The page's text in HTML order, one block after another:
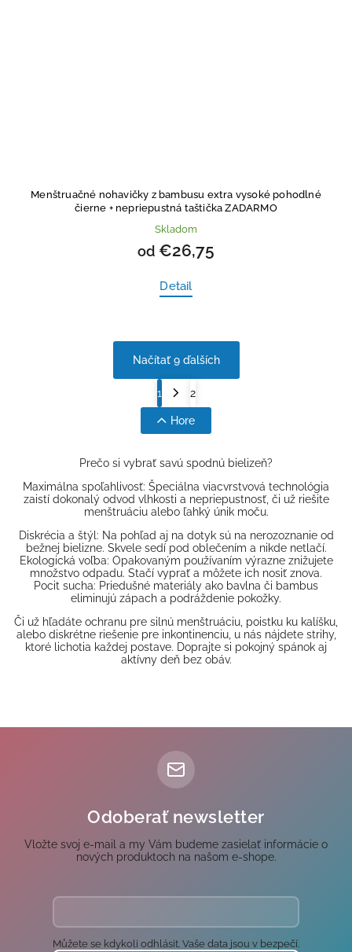
Menštruačné nohavičky z bambusu extra vysoké pohodlné
čierne + nepriepustná taštička ZADARMO
Skladom
od €26,75
Detail
Načítať 9 ďalších
1 2
Hore
Prečo si vybrať savú spodnú bielizeň?
Maximálna spoľahlivosť: Špeciálna viacvrstvová technológia
zaistí dokonalý odvod vlhkosti a nepriepustnosť, či už riešite
menštruáciu alebo ľahký únik moču.
Diskrécia a štýl: Na pohľad aj na dotyk sú na nerozoznanie od
bežnej bielizne. Skvele sedí pod oblečením a nikde netlačí.
Ekologická voľba: Opakovaným používaním výrazne znižujete
množstvo odpadu. Stačí vyprať a môžete ich nosiť znova.
Pocit sucha: Priedušné materiály ako bavlna či bambus
eliminujú zápach a podráždenie pokožky.
Či už hľadáte ochranu pre silnú menštruáciu, poistku ku kalíšku,
alebo diskrétne riešenie pre inkontinenciu, u nás nájdete strihy,
ktoré lichotia každej postave. Doprajte si pokojný spánok aj
aktívny deň bez obáv.
Odoberať newsletter
Vložte svoj e-mail a my Vám budeme zasielať informácie o
nových produktoch na našom e-shope.
Můžete se kdykoli odhlásit. Vaše data jsou v bezpečí.